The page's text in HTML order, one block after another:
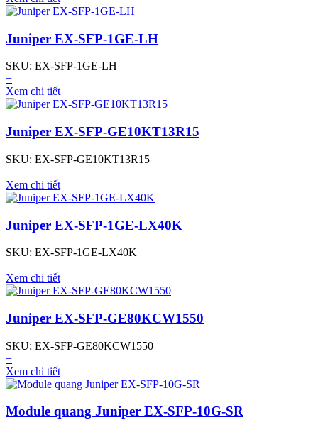
Juniper EX-SFP-1GE-LH
SKU: EX-SFP-1GE-LH
+
Xem chi tiết
Juniper EX-SFP-GE10KT13R15
SKU: EX-SFP-GE10KT13R15
+
Xem chi tiết
Juniper EX-SFP-1GE-LX40K
SKU: EX-SFP-1GE-LX40K
+
Xem chi tiết
Juniper EX-SFP-GE80KCW1550
SKU: EX-SFP-GE80KCW1550
+
Xem chi tiết
Module quang Juniper EX-SFP-10G-SR